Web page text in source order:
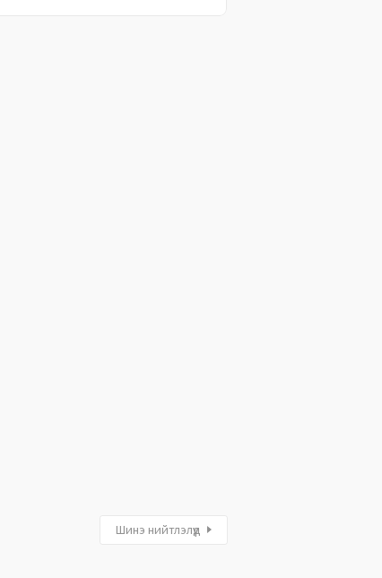
Шинэ нийтлэлүүд